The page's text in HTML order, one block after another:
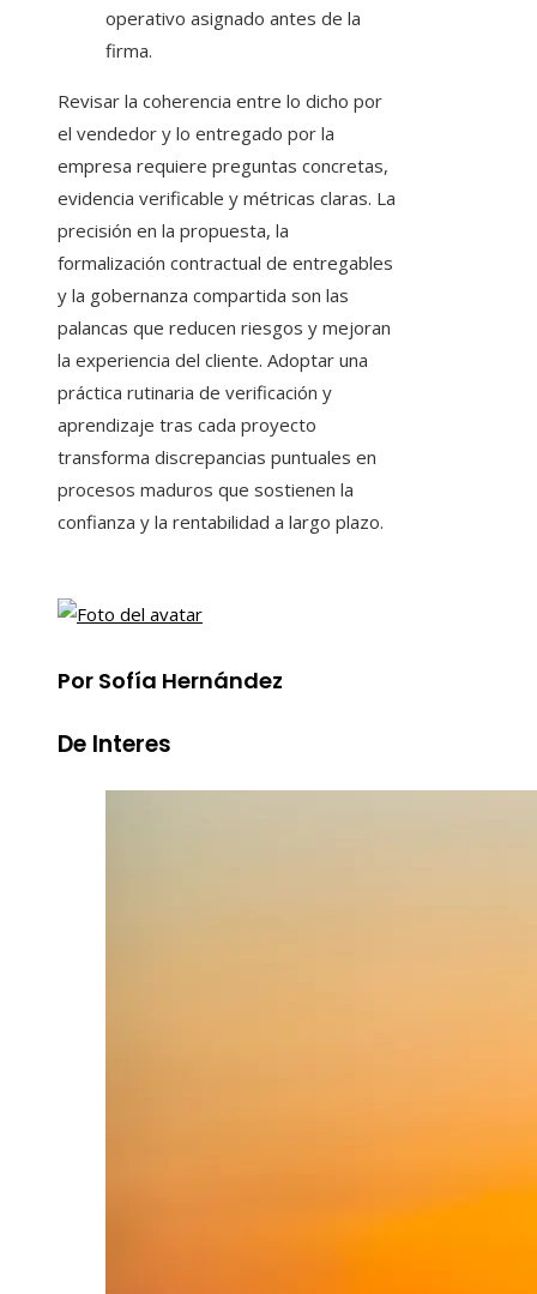
operativo asignado antes de la
firma.
Revisar la coherencia entre lo dicho por
el vendedor y lo entregado por la
empresa requiere preguntas concretas,
evidencia verificable y métricas claras. La
precisión en la propuesta, la
formalización contractual de entregables
y la gobernanza compartida son las
palancas que reducen riesgos y mejoran
la experiencia del cliente. Adoptar una
práctica rutinaria de verificación y
aprendizaje tras cada proyecto
transforma discrepancias puntuales en
procesos maduros que sostienen la
confianza y la rentabilidad a largo plazo.
Por Sofía Hernández
De Interes